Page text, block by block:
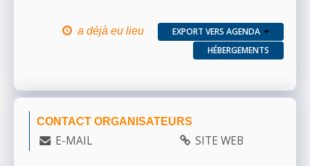
a déjà eu lieu
EXPORT VERS AGENDA
HÉBERGEMENTS
CONTACT ORGANISATEURS
E-MAIL SITE WEB